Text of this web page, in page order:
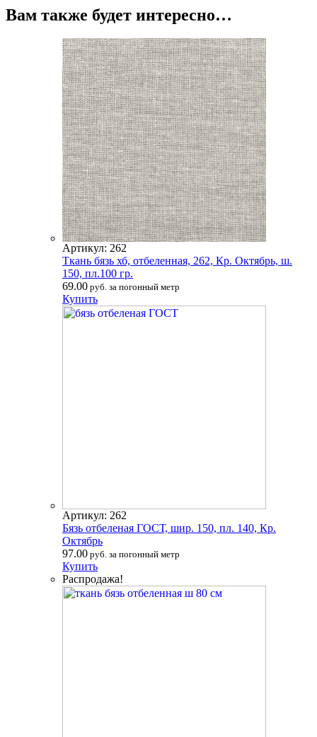
Вам также будет интересно…
Артикул: 262
Ткань бязь хб, отбеленная, 262, Кр. Октябрь, ш.
150, пл.100 гр.
69.00 руб. за погонный метр
Купить
Артикул: 262
Бязь отбеленая ГОСТ, шир. 150, пл. 140, Кр.
Октябрь
97.00 руб. за погонный метр
Купить
Распродажа!